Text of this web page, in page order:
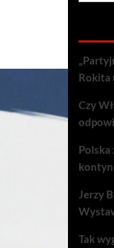
Rokita
Czy
Polska
Jerzy
Tak